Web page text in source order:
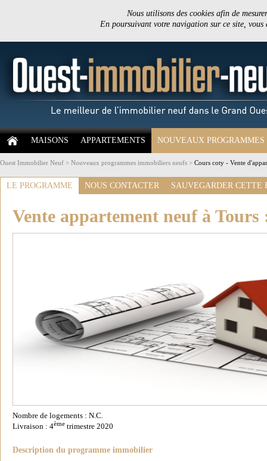
Nous utilisons des cookies afin de
En poursuivant votre navigation sur ce site,
MAISONS APPARTEMENTS NOUVEAUX PROGRAMMES
Ouest Immobilier Neuf > Nouveaux programmes immobiliers neufs > Cours coty - Vente
LE PROGRAMME NOUS CONTACTER SAUVEGARDER CETTE
Vente appartement neuf à
Nombre de logements : N.C.
Livraison : 4ème trimestre 2020
Description du programme immobilier